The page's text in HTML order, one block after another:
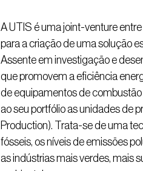
A UTIS é uma joint-venture
para a criação de uma solução
Assente em investigação e
que promovem a eficiência
de equipamentos de
ao seu portfólio as unidades de
Production). Trata-se de uma
fósseis, os níveis de emissões
as indústrias mais verdes, mais